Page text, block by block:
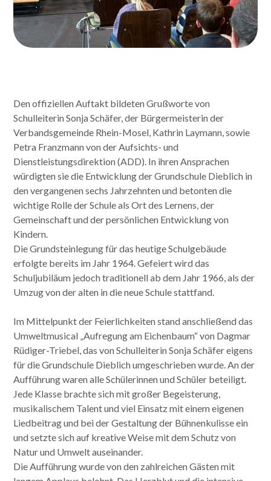
Den offiziellen Auftakt bildeten Grußworte von
Schulleiterin Sonja Schäfer, der Bürgermeisterin der
Verbandsgemeinde Rhein-Mosel, Kathrin Laymann, sowie
Petra Franzmann von der Aufsichts- und
Dienstleistungsdirektion (ADD). In ihren Ansprachen
würdigten sie die Entwicklung der Grundschule Dieblich in
den vergangenen sechs Jahrzehnten und betonten die
wichtige Rolle der Schule als Ort des Lernens, der
Gemeinschaft und der persönlichen Entwicklung von
Kindern.
Die Grundsteinlegung für das heutige Schulgebäude
erfolgte bereits im Jahr 1964. Gefeiert wird das
Schuljubiläum jedoch traditionell ab dem Jahr 1966, als der
Umzug von der alten in die neue Schule stattfand.
Im Mittelpunkt der Feierlichkeiten stand anschließend das
Umweltmusical „Aufregung am Eichenbaum“ von Dagmar
Rüdiger-Triebel, das von Schulleiterin Sonja Schäfer eigens
für die Grundschule Dieblich umgeschrieben wurde. An der
Aufführung waren alle Schülerinnen und Schüler beteiligt.
Jede Klasse brachte sich mit großer Begeisterung,
musikalischem Talent und viel Einsatz mit einem eigenen
Liedbeitrag und bei der Gestaltung der Bühnenkulisse ein
und setzte sich auf kreative Weise mit dem Schutz von
Natur und Umwelt auseinander.
Die Aufführung wurde von den zahlreichen Gästen mit